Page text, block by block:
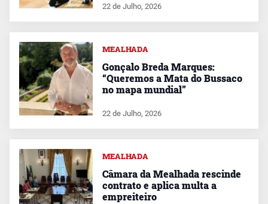
22 de Julho, 2026
MEALHADA
Gonçalo Breda Marques:
“Queremos a Mata do Bussaco
no mapa mundial”
22 de Julho, 2026
MEALHADA
Câmara da Mealhada rescinde
contrato e aplica multa a
empreiteiro